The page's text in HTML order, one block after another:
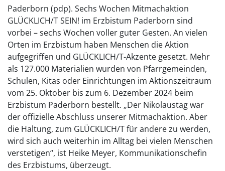
Paderborn (pdp). Sechs Wochen Mitmachaktion
GLÜCKLICH/T SEIN! im Erzbistum Paderborn sind
vorbei – sechs Wochen voller guter Gesten. An vielen
Orten im Erzbistum haben Menschen die Aktion
aufgegriffen und GLÜCKLICH/T-Akzente gesetzt. Mehr
als 127.000 Materialien wurden von Pfarrgemeinden,
Schulen, Kitas oder Einrichtungen im Aktionszeitraum
vom 25. Oktober bis zum 6. Dezember 2024 beim
Erzbistum Paderborn bestellt. „Der Nikolaustag war
der offizielle Abschluss unserer Mitmachaktion. Aber
die Haltung, zum GLÜCKLICH/T für andere zu werden,
wird sich auch weiterhin im Alltag bei vielen Menschen
verstetigen“, ist Heike Meyer, Kommunikationschefin
des Erzbistums, überzeugt.